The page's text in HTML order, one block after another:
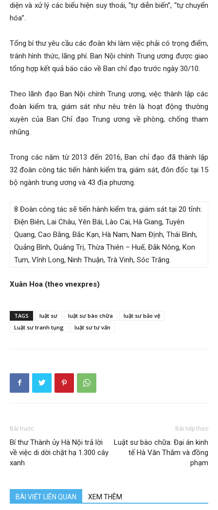
diện và xử lý các biểu hiện suy thoái, “tự diễn biến”, “tự chuyển
hóa”.
Tổng bí thư yêu cầu các đoàn khi làm việc phải có trọng điểm,
tránh hình thức, lãng phí. Ban Nội chính Trung ương được giao
tổng hợp kết quả báo cáo về Ban chỉ đạo trước ngày 30/10.
Theo lãnh đạo Ban Nội chính Trung ương, việc thành lập các
đoàn kiểm tra, giám sát như nêu trên là hoạt động thường
xuyên của Ban Chỉ đạo Trung ương về phòng, chống tham
nhũng.
Trong các năm từ 2013 đến 2016, Ban chỉ đạo đã thành lập
32 đoàn công tác tiến hành kiểm tra, giám sát, đôn đốc tại 15
bộ ngành trung ương và 43 địa phương.
8 Đoàn công tác sẽ tiến hành kiểm tra, giám sát tại 20 tỉnh:
Điện Biên, Lai Châu, Yên Bái, Lào Cai, Hà Giang, Tuyên
Quang, Cao Bằng, Bắc Kạn, Hà Nam, Nam Định, Thái Bình,
Quảng Bình, Quảng Trị, Thừa Thiên – Huế, Đắk Nông, Kon
Tum, Vĩnh Long, Ninh Thuận, Trà Vinh, Sóc Trăng.
Xuân Hoa (theo vnexpres)
TAGS luật sư luật sư bào chữa
luật sư bảo vệ
Luật sư tranh tụng
luật sư tư vấn
Bài trước
Bí thư Thành ủy Hà Nội trả lời
về việc di dời chặt hạ 1.300 cây
xanh
Bài tiếp theo
Luật sư bào chữa: Đại án kinh
tế Hà Văn Thắm và đồng
phạm
BÀI VIẾT LIÊN QUAN XEM THÊM